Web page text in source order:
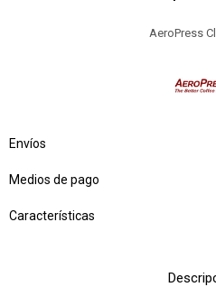
AeroPress
Envíos
Medios de pago
Características